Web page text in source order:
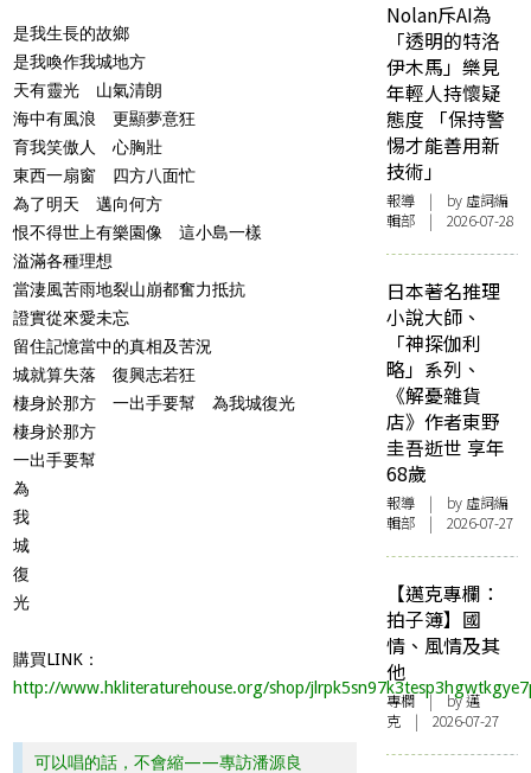
是我生長的故鄉
是我喚作我城地方
天有靈光 山氣清朗
海中有風浪 更顯夢意狂
育我笑傲人 心胸壯
東西一扇窗 四方八面忙
為了明天 邁向何方
恨不得世上有樂園像 這小島一樣
溢滿各種理想
當淒風苦雨地裂山崩都奮力抵抗
證實從來愛未忘
留住記憶當中的真相及苦況
城就算失落 復興志若狂
棲身於那方 一出手要幫 為我城復光
棲身於那方
一出手要幫
為
我
城
復
光
購買LINK：
http://www.hkliteraturehouse.org/shop/
可以唱的話，不會縮——專訪潘源良
Nolan斥AI為
「透明的特洛
伊木馬」樂見
年輕人持懷疑
態度 「保持警
惕才能善用新
技術」
報導 | by 虛詞編
輯部 | 2026-07-28
日本著名推理
小說大師、
「神探伽利
略」系列、
《解憂雜貨
店》作者東野
圭吾逝世 享年
68歲
報導 | by 虛詞編
輯部 | 2026-07-27
【邁克專欄：
拍子簿】國
情、風情及其
他
專欄 | by邁
克 | 2026-07-27